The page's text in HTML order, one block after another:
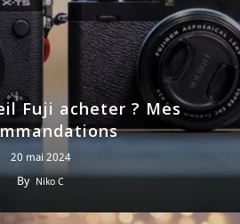
Fuji acheter ? Mes
20 mai 2024
By Niko C